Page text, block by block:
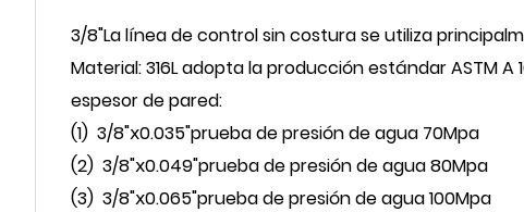
3/8"La línea de control sin costura se utiliza
Material: 316L adopta la producción estándar ASTM A
espesor de pared:
(1) 3/8"ⅹ0.035"prueba de presión de agua 70Mpa
(2) 3/8"ⅹ0.049"prueba de presión de agua 80Mpa
(3) 3/8"ⅹ0.065"prueba de presión de agua 100Mpa